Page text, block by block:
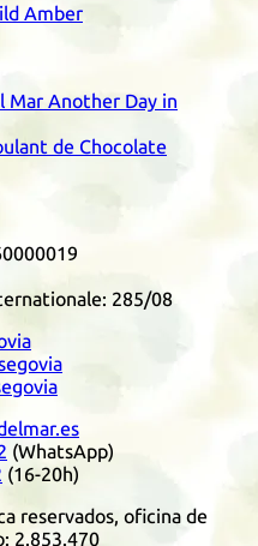
Amber
Mar Another Day in
de Chocolate
: 285/08
(WhatsApp)
(16-20h)
reservados, oficina de
2.853.470